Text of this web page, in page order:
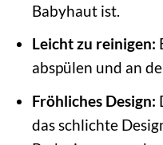
Babyhaut ist.
Leicht zu reinigen:
abspülen und an
Fröhliches Design:
das schlichte